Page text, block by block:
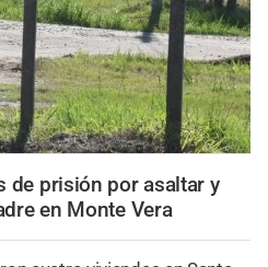
de prisión por asaltar y
en Monte Vera